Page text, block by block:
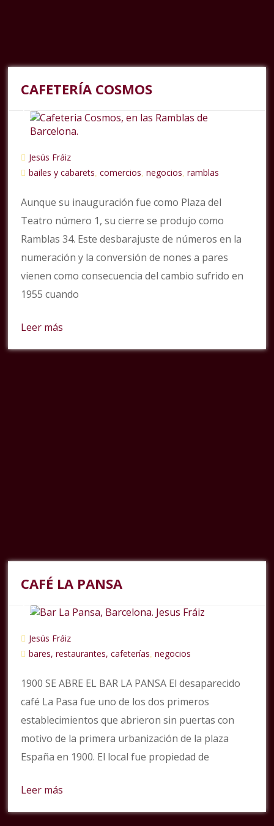
CAFETERÍA COSMOS
Jesús Fráiz
bailes y cabarets,comercios,negocios,ramblas
Aunque su inauguración fue como Plaza del
Teatro número 1, su cierre se produjo como
Ramblas 34. Este desbarajuste de números en la
numeración y la conversión de nones a pares
vienen como consecuencia del cambio sufrido en
1955 cuando
Leer más
CAFÉ LA PANSA
Jesús Fráiz
bares, restaurantes, cafeterías,negocios
1900 SE ABRE EL BAR LA PANSA El desaparecido
café La Pasa fue uno de los dos primeros
establecimientos que abrieron sin puertas con
motivo de la primera urbanización de la plaza
España en 1900. El local fue propiedad de
Leer más